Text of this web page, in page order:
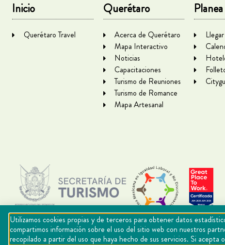
Inicio
Querétaro Travel
Querétaro
Acerca de Querétaro
Mapa Interactivo
Noticias
Capacitaciones
Turismo de Reuniones
Turismo de Romance
Mapa Artesanal
Utilizamos cookies propias y de terceros para obtener datos
compartimos información sobre el uso del sitio web con nuestros
recopilado a partir del uso que haya hecho de sus servicios. Si